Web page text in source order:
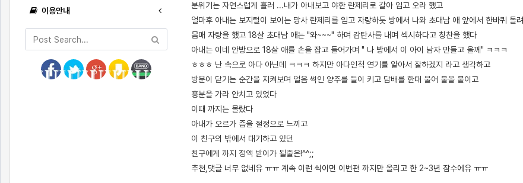
분위기는 자연스럽게 흘러 ...내가 아내보고 야한 란제리로 갈아 입고 오라 했고
얼마후 아내는 보지털이 보이는 망사 란제리를 입고 자랑하듯 방에서 나와 초대남 애 앞에서 한바퀴 돌려
몸매 자랑을 했고 18살 초대남 애는 "와~~~" 하며 감탄사를 내며 섹시하다고 칭찬을 했다
아내는 이네 안방으로 18살 애를 손을 잡고 들어가며 " 나 방에서 이 아이 남자 만들고 올께" ㅋㅋㅋ
ㅎㅎㅎ 난 속으로 아다 아닌데 ㅋㅋㅋ 하지만 아다인척 연기를 알아서 잘하겠지 라고 생각하고
방문이 닫기는 순간을 지켜보며 얼음 썩인 양주를 들이 키고 담배를 한대 물어 불을 붙이고
흥분을 가라 안치고 있었다
이때 까지는 몰랐다
아내가 오르가 즘을 절정으로 느끼고
이 친구의 밖에서 대기하고 있던
친구에게 까지 정액 받이가 될줄은!^^;;
추천,댓글 너무 없네유 ㅠㅠ 계속 이런 씩이면 이번편 까지만 올리고 한 2~3년 잠수에유 ㅠㅠ
이용안내